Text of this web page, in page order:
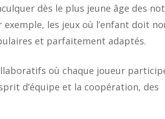
dès le plus jeune âge des
les jeux où l’enfant doit
et parfaitement adaptés.
où chaque joueur
d’équipe et la coopération, des